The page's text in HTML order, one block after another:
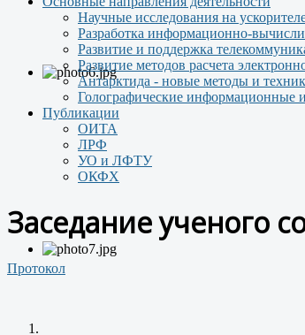
Научные исследования на
Разработка информационно-
Развитие и поддержка
Развитие методов расчета
Антарктида - новые методы и
Голографические информационные
Публикации
ОИТА
ЛРФ
УО и ЛФТУ
ОКФХ
Заседание ученого
Протокол